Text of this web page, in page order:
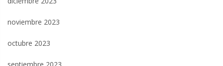
noviembre 2023
octubre 2023